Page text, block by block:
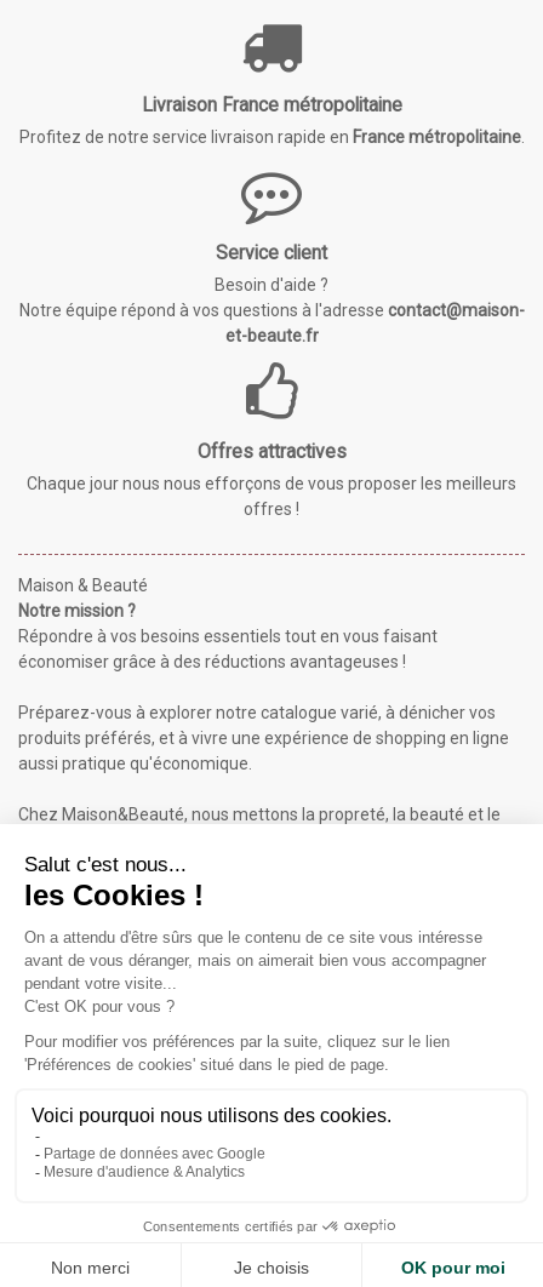
Livraison France métropolitaine
Profitez de notre service livraison rapide en France métropolitaine.
Service client
Besoin d'aide ?
Notre équipe répond à vos questions à l'adresse contact@maison-
et-beaute.fr
Offres attractives
Chaque jour nous nous efforçons de vous proposer les meilleurs
offres !
Maison & Beauté
Notre mission ?
Répondre à vos besoins essentiels tout en vous faisant
économiser grâce à des réductions avantageuses !
Préparez-vous à explorer notre catalogue varié, à dénicher vos
produits préférés, et à vivre une expérience de shopping en ligne
aussi pratique qu'économique.
Chez Maison&Beauté, nous mettons la propreté, la beauté et le
Maison & Beauté : Informations
À propos de nous
Conditions générales de vente (CGV)
Plan du site
Contactez-nous
Inscrivez-vous à notre Newsletter
Valable sur votre 1ère commande dès 50€ d'achat.